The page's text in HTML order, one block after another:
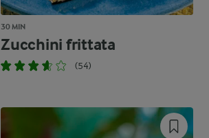
30 MIN
Zucchini frittata
(54)